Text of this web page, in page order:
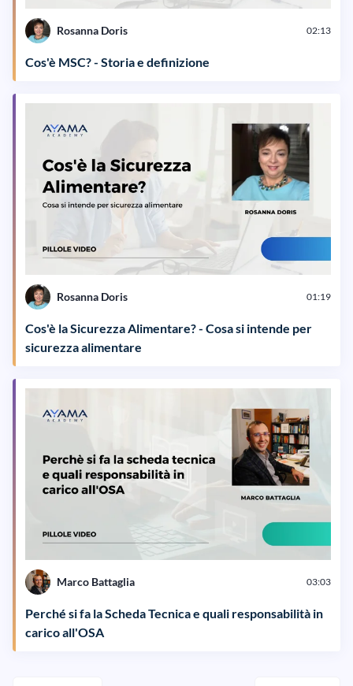
Rosanna Doris 02:13
Cos'è MSC? - Storia e definizione
Rosanna Doris 01:19
Cos'è la Sicurezza Alimentare? - Cosa si intende per
sicurezza alimentare
Marco Battaglia 03:03
Perché si fa la Scheda Tecnica e quali responsabilità in
carico all'OSA